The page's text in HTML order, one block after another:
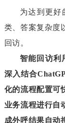
为达到更好
类、答案复杂度
回访。
智能回访利
深入结合
化的流程配置可
业务流程进行自
成外呼结果自动